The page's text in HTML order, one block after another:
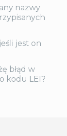
nazwy
jest on
błąd w
kodu LEI?